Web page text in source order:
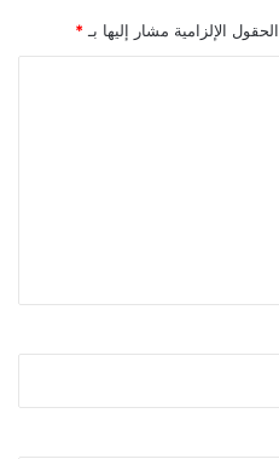
الحقول الإلزامية مشار إليها بـ *